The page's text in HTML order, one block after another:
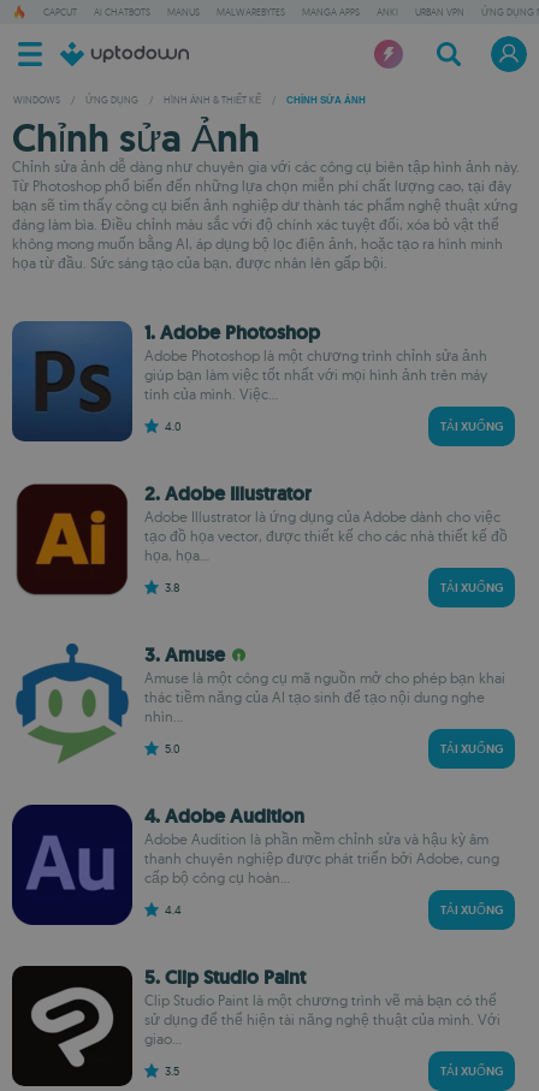
CAPCUT AI CHATBOTS MANUS MALWAREBYTES MANGA APPS ANKI URBAN VPN ỨNG DỤNG
WINDOWS / ỨNG DỤNG / HÌNH ẢNH & THIẾT KẾ / CHỈNH SỬA ẢNH
Chỉnh sửa Ảnh
Chỉnh sửa ảnh dễ dàng như chuyên gia với các công cụ biên tập hình ảnh này.
Từ Photoshop phổ biến đến những lựa chọn miễn phí chất lượng cao, tại đây
bạn sẽ tìm thấy công cụ biến ảnh nghiệp dư thành tác phẩm nghệ thuật xứng
đáng làm bìa. Điều chỉnh màu sắc với độ chính xác tuyệt đối, xóa bỏ vật thể
không mong muốn bằng AI, áp dụng bộ lọc điện ảnh, hoặc tạo ra hình minh
họa từ đầu. Sức sáng tạo của bạn, được nhân lên gấp bội.
1. Adobe Photoshop
Adobe Photoshop là một chương trình chỉnh sửa ảnh
giúp bạn làm việc tốt nhất với mọi hình ảnh trên máy
tính của mình. Việc...
4.0 TẢI XUỐNG
2. Adobe Illustrator
Adobe Illustrator là ứng dụng của Adobe dành cho việc
tạo đồ họa vector, được thiết kế cho các nhà thiết kế đồ
họa, họa...
3.8 TẢI XUỐNG
3. Amuse
Amuse là một công cụ mã nguồn mở cho phép bạn khai
thác tiềm năng của AI tạo sinh để tạo nội dung nghe
nhìn...
5.0 TẢI XUỐNG
4. Adobe Audition
Adobe Audition là phần mềm chỉnh sửa và hậu kỳ âm
thanh chuyên nghiệp được phát triển bởi Adobe, cung
cấp bộ công cụ hoàn...
4.4 TẢI XUỐNG
5. Clip Studio Paint
Clip Studio Paint là một chương trình vẽ mà bạn có thể
sử dụng để thể hiện tài năng nghệ thuật của mình. Với
giao...
3.5 TẢI XUỐNG